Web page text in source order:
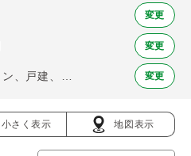
変更
変更
変更
小さく表示 地図表示